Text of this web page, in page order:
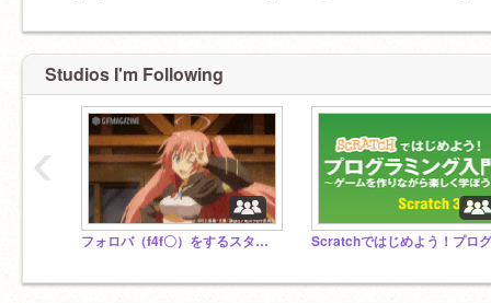
Studios I'm Following
フォロバ（f4f〇）をするスタジオ（拡散希望！）
‹